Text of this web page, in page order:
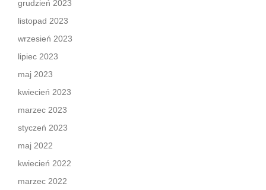
grudzień 2023
listopad 2023
wrzesień 2023
lipiec 2023
maj 2023
kwiecień 2023
marzec 2023
styczeń 2023
maj 2022
kwiecień 2022
marzec 2022